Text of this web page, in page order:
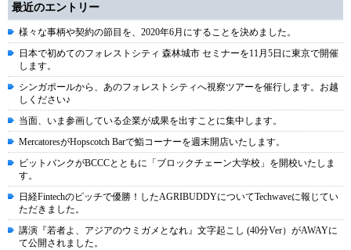
最近のエントリー
様々な事柄や契約の節目を、2020年6月にすることを決めました。
日本で初めてのフォレストシティ 森林城市 セミナーを11月5日に東京で開催
します。
シンガポールから、あのフォレストシティへ視察ツアーを催行します。お越
しください♪
当面、いま参画している企業が成果を出すことに集中します。
MercatoresがHopscotch Barで鮨コーナーを週末開店いたします。
ビットバンクがBCCCとともに「ブロックチェーン大学校」を開校いたしま
す。
日経Fintechのピッチで優勝！したAGRIBUDDYについてTechwaveに報じてい
ただきました。
講演『若者よ、アジアのウミガメとなれ』文字起こし (40分Ver）がAWAYに
て公開されました。